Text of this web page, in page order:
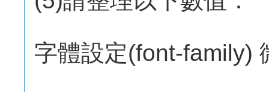
字體設定(font-family)